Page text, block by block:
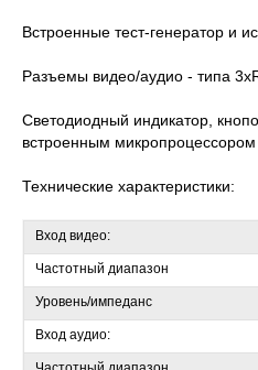
Встроенные тест-генератор и
Разъемы видео/аудио - типа
Светодиодный индикатор,
встроенным микропроцессором
Технические характеристики:
Вход видео:
Частотный диапазон
Уровень/импеданс
Вход аудио: